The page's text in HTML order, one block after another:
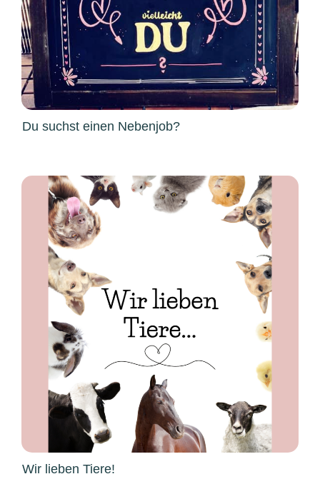
Du suchst einen Nebenjob?
Wir lieben Tiere!